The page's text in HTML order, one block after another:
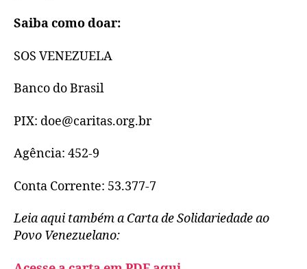
Saiba como doar:
SOS VENEZUELA
Banco do Brasil
PIX: doe@caritas.org.br
Agência: 452-9
Conta Corrente: 53.377-7
Leia aqui também a Carta de Solidariedade ao
Povo Venezuelano: